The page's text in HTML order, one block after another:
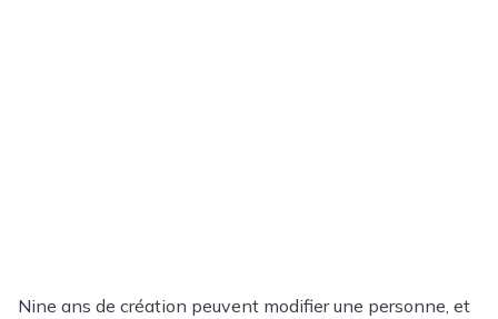
Nine ans de création peuvent modifier une personne, et